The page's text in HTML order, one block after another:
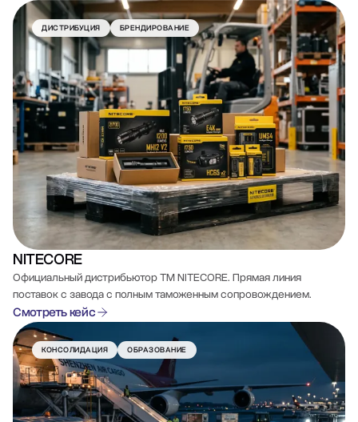
ДИСТРИБУЦИЯ БРЕНДИРОВАНИЕ
NITECORE
Официальный дистрибьютор ТМ NITECORE. Прямая линия
поставок с завода с полным таможенным сопровождением.
Смотреть кейс
КОНСОЛИДАЦИЯ ОБРАЗОВАНИЕ